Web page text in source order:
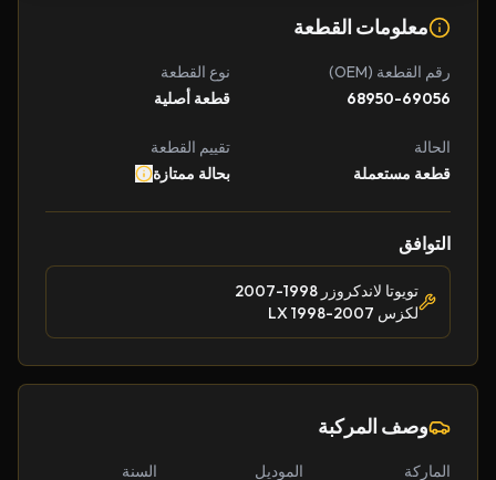
معلومات القطعة
رقم القطعة (OEM)
68950-69056
نوع القطعة
قطعة أصلية
الحالة
قطعة مستعملة
تقييم القطعة
بحالة ممتازة
التوافق
تويوتا لاندكروزر 1998-2007
لكزس LX 1998-2007
وصف المركبة
الماركة الموديل السنة